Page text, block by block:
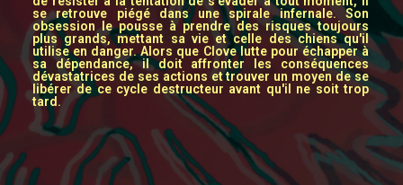
se retrouve piégé dans une spirale infernale. Son
obsession le pousse à prendre des risques toujours
plus grands, mettant sa vie et celle des chiens qu'il
utilise en danger. Alors que Clove lutte pour échapper à
sa dépendance, il doit affronter les conséquences
dévastatrices de ses actions et trouver un moyen de se
libérer de ce cycle destructeur avant qu'il ne soit trop
tard.​